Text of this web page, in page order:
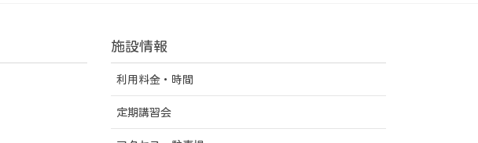
施設情報
利用料金・時間
定期講習会